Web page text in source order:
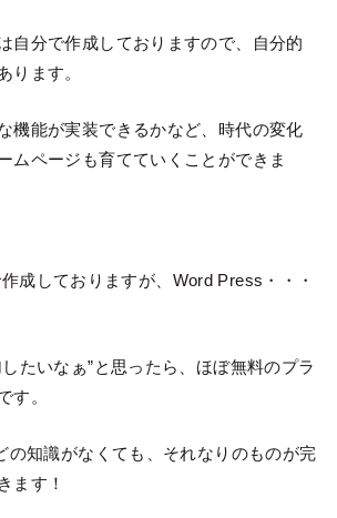
自分で作成しておりますので、自分的
ります。
機能が実装できるかなど、時代の変化
ムページも育てていくことができま
成しておりますが、Word Press・・・
たいなぁ”と思ったら、ほぼ無料のプラ
す。
の知識がなくても、それなりのものが完
ます！